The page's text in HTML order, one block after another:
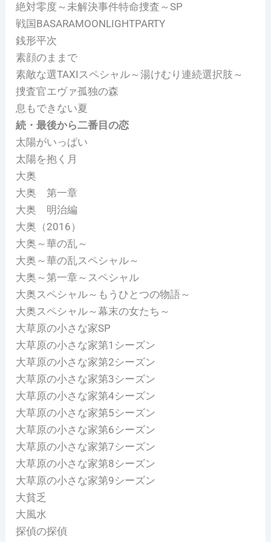
絶対零度～未解決事件特命捜査～SP
戦国BASARAMOONLIGHTPARTY
銭形平次
素顔のままで
素敵な選TAXIスペシャル～湯けむり連続選択肢～
捜査官エヴァ孤独の森
息もできない夏
続・最後から二番目の恋
太陽がいっぱい
太陽を抱く月
大奥
大奥 第一章
大奥 明治編
大奥（2016）
大奥～華の乱～
大奥～華の乱スペシャル～
大奥～第一章～スペシャル
大奥スペシャル～もうひとつの物語～
大奥スペシャル～幕末の女たち～
大草原の小さな家SP
大草原の小さな家第1シーズン
大草原の小さな家第2シーズン
大草原の小さな家第3シーズン
大草原の小さな家第4シーズン
大草原の小さな家第5シーズン
大草原の小さな家第6シーズン
大草原の小さな家第7シーズン
大草原の小さな家第8シーズン
大草原の小さな家第9シーズン
大貧乏
大風水
探偵の探偵